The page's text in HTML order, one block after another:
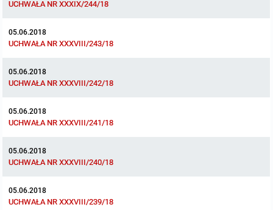
UCHWAŁA NR XXXIX/244/18
05.06.2018
UCHWAŁA NR XXXVIII/243/18
05.06.2018
UCHWAŁA NR XXXVIII/242/18
05.06.2018
UCHWAŁA NR XXXVIII/241/18
05.06.2018
UCHWAŁA NR XXXVIII/240/18
05.06.2018
UCHWAŁA NR XXXVIII/239/18